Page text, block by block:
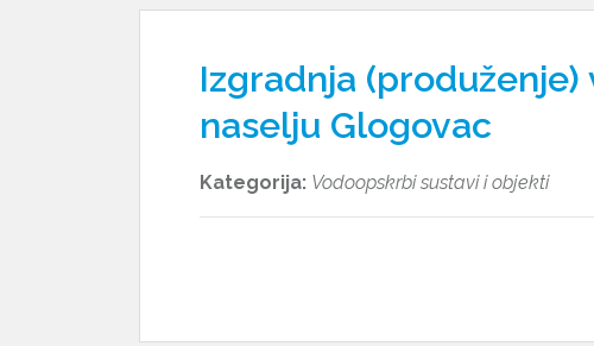
Izgradnja
naselju Glogovac
Kategorija: Vodoopskrbi sustavi i objekti